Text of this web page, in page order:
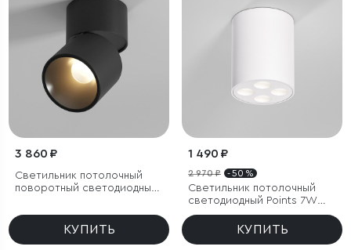
3 860 ₽
Светильник потолочный
поворотный светодиодный
КУПИТЬ
1 490 ₽
2 970 ₽ - 50 %
Светильник потолочный
светодиодный Points 7W
4000K белый
КУПИТЬ